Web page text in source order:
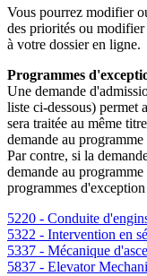
Vous pourrez modifier
des priorités ou modifier
à votre dossier en ligne.
Programmes
Une demande
liste ci-dessous) permet
sera traitée au même
demande au
Par contre, si la
demande au
programmes
5220 - Conduite
5322 - Intervention en
5337 - Mécanique
5837 - Elevator